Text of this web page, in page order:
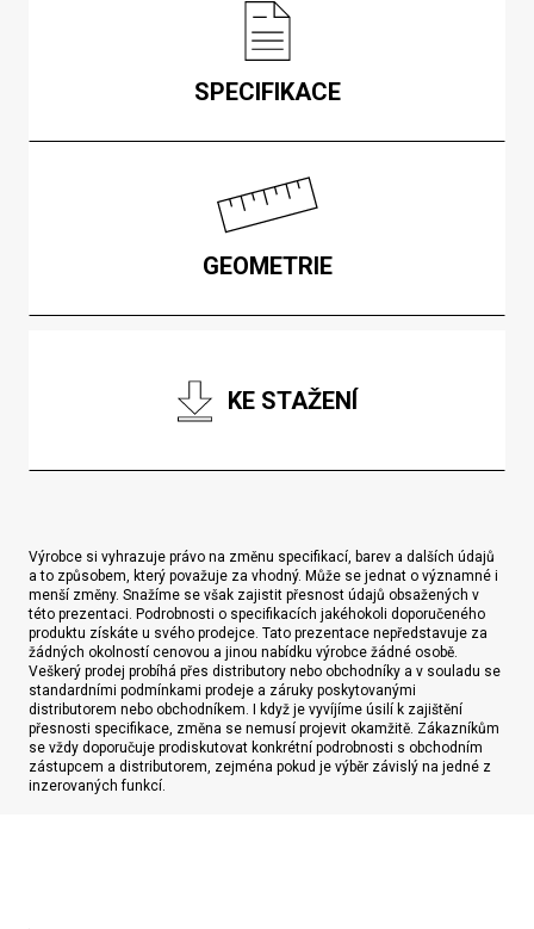
SPECIFIKACE
GEOMETRIE
KE STAŽENÍ
Výrobce si vyhrazuje právo na změnu specifikací, barev a dalších údajů
a to způsobem, který považuje za vhodný. Může se jednat o významné i
menší změny. Snažíme se však zajistit přesnost údajů obsažených v
této prezentaci. Podrobnosti o specifikacích jakéhokoli doporučeného
produktu získáte u svého prodejce. Tato prezentace nepředstavuje za
žádných okolností cenovou a jinou nabídku výrobce žádné osobě.
Veškerý prodej probíhá přes distributory nebo obchodníky a v souladu se
standardními podmínkami prodeje a záruky poskytovanými
distributorem nebo obchodníkem. I když je vyvíjíme úsilí k zajištění
přesnosti specifikace, změna se nemusí projevit okamžitě. Zákazníkům
se vždy doporučuje prodiskutovat konkrétní podrobnosti s obchodním
zástupcem a distributorem, zejména pokud je výběr závislý na jedné z
inzerovaných funkcí.